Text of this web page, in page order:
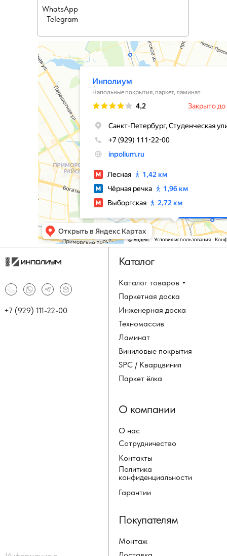
WhatsApp
Telegram
Каталог товаров
Паркетная доска
Инженерная доска
Техномассив
+7 (929) 111-22-00
Каталог
Ламинат
Виниловые покрытия
SPC / Кварцвинил
Паркет ёлка
О нас
Сотрудничество
Контакты
Политика
конфиденциальности
О компании
Монтаж
Покупателям
Гарантии